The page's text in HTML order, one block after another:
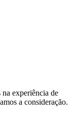
experiência de
a consideração.